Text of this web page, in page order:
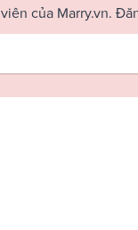
của Marry.vn.